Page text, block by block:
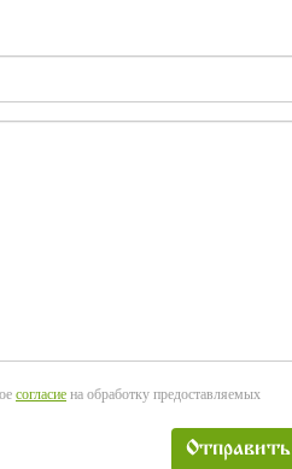
согласие на обработку предоставляемых
Отправить